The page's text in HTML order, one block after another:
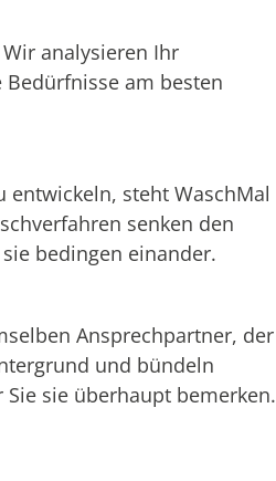
analysieren Ihr
am besten
entwickeln, steht WaschMal
senken den
bedingen einander.
Ansprechpartner, der
und bündeln
sie überhaupt bemerken.